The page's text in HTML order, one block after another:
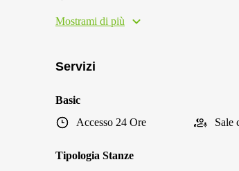
Mostrami di più
Servizi
Basic
Accesso 24 Ore
Sale
Tipologia Stanze